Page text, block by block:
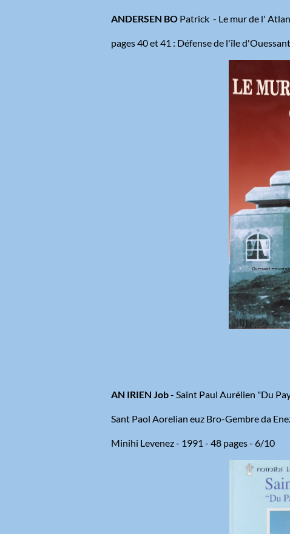
ANDERSEN BO Patrick - Le mur de l'
pages 40 et 41 : Défense de l'île
AN IRIEN Job- Saint Paul Aurélien "Du
Sant Paol Aorelian euz Bro-Gembre da
Minihi Levenez - 1991 - 48 pages - 6/10